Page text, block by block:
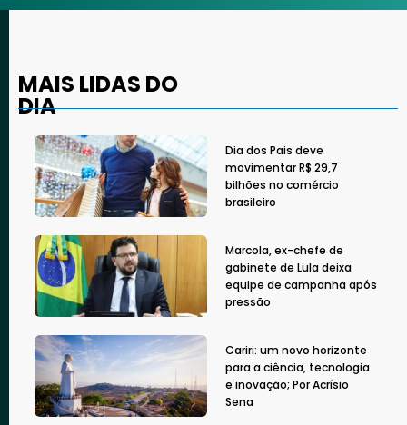
MAIS LIDAS DO
DIA
Dia dos Pais deve
movimentar R$ 29,7
bilhões no comércio
brasileiro
Marcola, ex-chefe de
gabinete de Lula deixa
equipe de campanha após
pressão
Cariri: um novo horizonte
para a ciência, tecnologia
e inovação; Por Acrísio
Sena